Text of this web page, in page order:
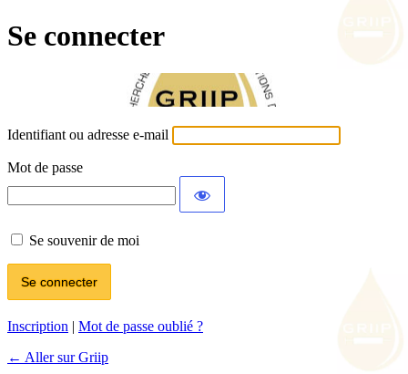
Se connecter
Identifiant ou adresse e-mail
Mot de passe
Se souvenir de moi
Inscription | Mot de passe oublié ?
← Aller sur Griip